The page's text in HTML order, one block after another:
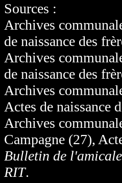
Sources :
Archives
de naissance des
Archives
de naissance des
Archives
Actes de naissance
Archives
Campagne (27),
Bulletin de
RIT.